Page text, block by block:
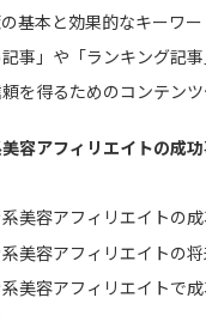
基本と効果的なキーワ
記事」や「ランキング記
を得るためのコンテンツ
容アフィリエイトの成
美容アフィリエイトの
美容アフィリエイトの
美容アフィリエイトで